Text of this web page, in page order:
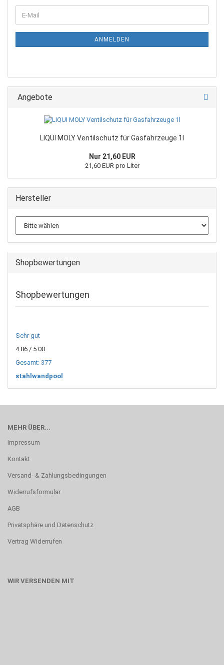
ANMELDEN
Angebote
LIQUI MOLY Ventilschutz für Gasfahrzeuge 1l
Nur 21,60 EUR
21,60 EUR pro Liter
Hersteller
Shopbewertungen
Shopbewertungen
Sehr gut
4.86 / 5.00
Gesamt: 377
stahlwandpool
MEHR ÜBER...
Impressum
Kontakt
Versand- & Zahlungsbedingungen
Widerrufsformular
AGB
Privatsphäre und Datenschutz
Vertrag Widerrufen
WIR VERSENDEN MIT